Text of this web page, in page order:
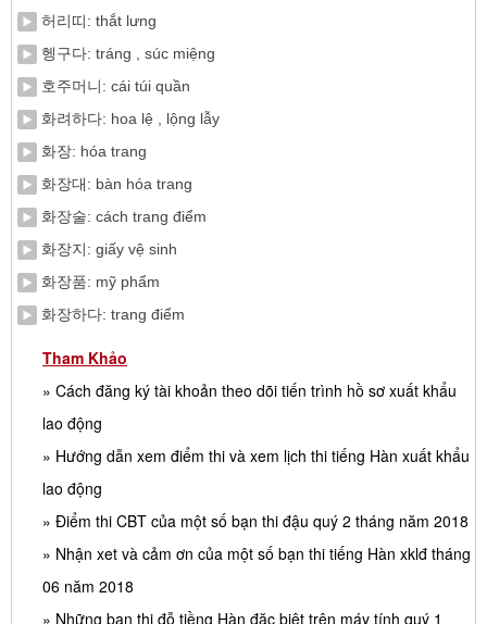
허리띠: thắt lưng
헹구다: tráng , súc miệng
호주머니: cái túi quần
화려하다: hoa lệ , lộng lẫy
화장: hóa trang
화장대: bàn hóa trang
화장술: cách trang điểm
화장지: giấy vệ sinh
화장품: mỹ phẩm
화장하다: trang điểm
Tham Khảo
» Cách đăng ký tài khoản theo dõi tiến trình hồ sơ xuất khẩu
lao động
» Hướng dẫn xem điểm thi và xem lịch thi tiếng Hàn xuất khẩu
lao động
» Điểm thi CBT của một số bạn thi đậu quý 2 tháng năm 2018
» Nhận xet và cảm ơn của một số bạn thi tiếng Hàn xklđ tháng
06 năm 2018
» Những bạn thi đỗ tiềng Hàn đăc biệt trên máy tính quý 1